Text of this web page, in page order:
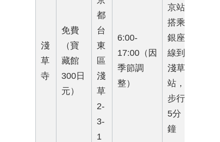
淺
草
寺
免費
（寶
藏館
300日
元）
都
台
東
區
淺
草
2-
3-
1
6:00-
17:00（因
季節調
整）
京站
搭乘
銀座
線到
淺草
站，
步行
5分
鐘